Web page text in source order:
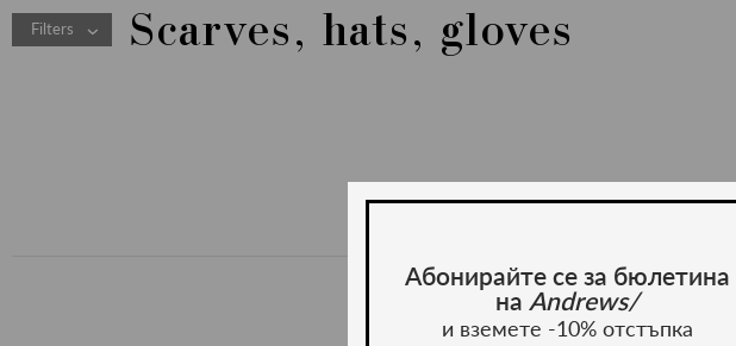
Filters Scarves, hats, gloves
Абонирайте се за бюлетина
на Andrews/
и вземете -10% отстъпка